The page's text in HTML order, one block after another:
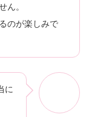
ん。
のが楽しみで
に